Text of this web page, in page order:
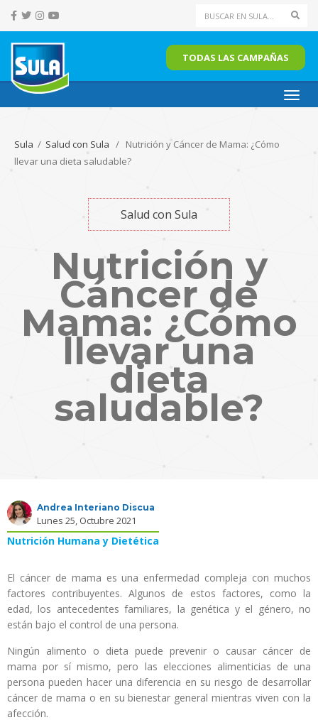
TODAS LAS CAMPAÑAS
Sula / Salud con Sula / Nutrición y Cáncer de Mama: ¿Cómo
llevar una dieta saludable?
Salud con Sula
Nutrición y
Cáncer de
Mama: ¿Cómo
llevar una
dieta
saludable?
Andrea Interiano Discua
Lunes 25, Octubre 2021
Nutrición Humana y Dietética
El cáncer de mama es una enfermedad compleja con muchos
factores contribuyentes. Algunos de estos factores, como la
edad, los antecedentes familiares, la genética y el género, no
están bajo el control de una persona.
Ningún alimento o dieta puede prevenir o causar cáncer de
mama por sí mismo, pero las elecciones alimenticias de una
persona pueden hacer una diferencia en su riesgo de desarrollar
cáncer de mama o en su bienestar general mientras viven con la
afección.